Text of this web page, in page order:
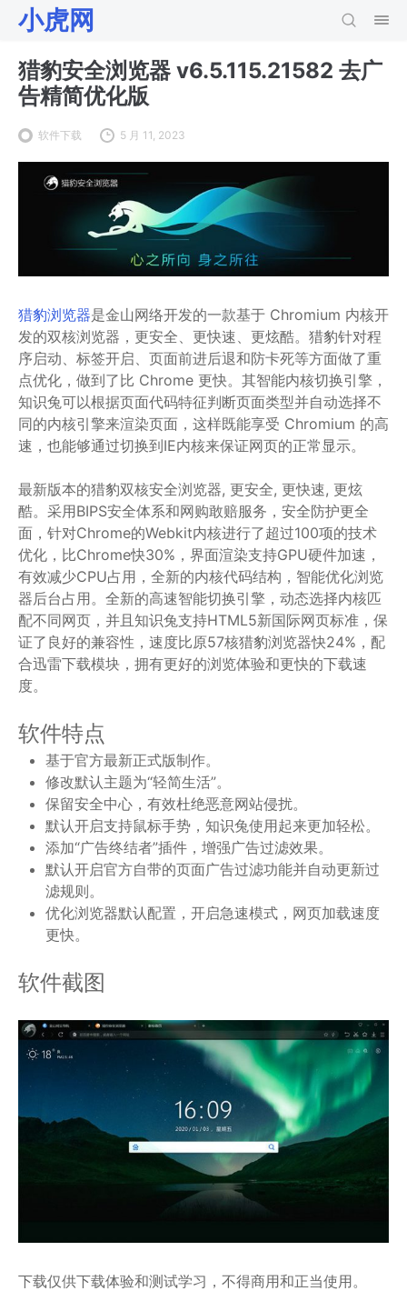
小虎网
猎豹安全浏览器 v6.5.115.21582 去广
告精简优化版
软件下载 5 月 11, 2023
猎豹浏览器是金山网络开发的一款基于 Chromium 内核开
发的双核浏览器，更安全、更快速、更炫酷。猎豹针对程
序启动、标签开启、页面前进后退和防卡死等方面做了重
点优化，做到了比 Chrome 更快。其智能内核切换引擎，
知识兔可以根据页面代码特征判断页面类型并自动选择不
同的内核引擎来渲染页面，这样既能享受 Chromium 的高
速，也能够通过切换到IE内核来保证网页的正常显示。
最新版本的猎豹双核安全浏览器, 更安全, 更快速, 更炫
酷。采用BIPS安全体系和网购敢赔服务，安全防护更全
面，针对Chrome的Webkit内核进行了超过100项的技术
优化，比Chrome快30%，界面渲染支持GPU硬件加速，
有效减少CPU占用，全新的内核代码结构，智能优化浏览
器后台占用。全新的高速智能切换引擎，动态选择内核匹
配不同网页，并且知识兔支持HTML5新国际网页标准，保
证了良好的兼容性，速度比原57核猎豹浏览器快24%，配
合迅雷下载模块，拥有更好的浏览体验和更快的下载速
度。
软件特点
基于官方最新正式版制作。
修改默认主题为“轻简生活”。
保留安全中心，有效杜绝恶意网站侵扰。
默认开启支持鼠标手势，知识兔使用起来更加轻松。
添加“广告终结者”插件，增强广告过滤效果。
默认开启官方自带的页面广告过滤功能并自动更新过
滤规则。
优化浏览器默认配置，开启急速模式，网页加载速度
更快。
软件截图
下载仅供下载体验和测试学习，不得商用和正当使用。